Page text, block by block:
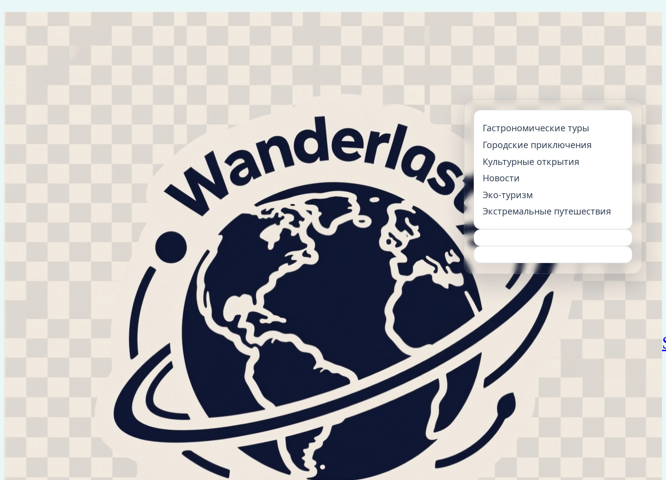
Перейти
Гастрономические туры
Городские приключения
Культурные открытия
Новости
Эко-туризм
Экстремальные путешествия